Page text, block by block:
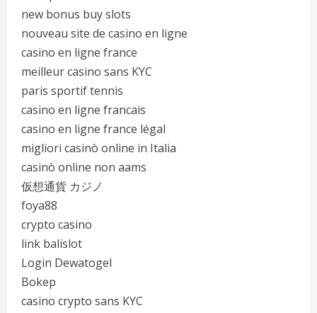
new bonus buy slots
nouveau site de casino en ligne
casino en ligne france
meilleur casino sans KYC
paris sportif tennis
casino en ligne francais
casino en ligne france légal
migliori casinò online in Italia
casinò online non aams
仮想通貨 カジノ
foya88
crypto casino
link balislot
Login Dewatogel
Bokep
casino crypto sans KYC